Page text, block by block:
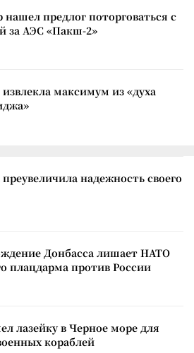
нашел предлог поторговаться с
за АЭС «Пакш-2»
извлекла максимум из «духа
надежность своего
Донбасса лишает НАТО
плацдарма против России
лазейку в Черное море для
кораблей